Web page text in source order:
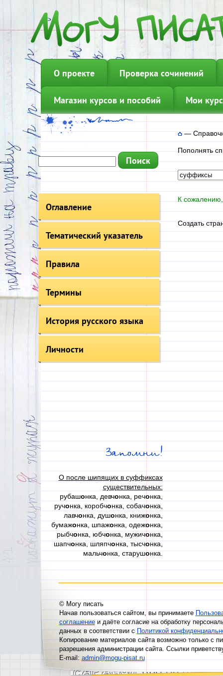
О проекте Проверка сочинений
Магазин курсов и пособий Мои
Оглавление
Тематический указатель
Правила
Термины
История русского языка
Личности
Запомни!
О после шипящих в суффиксах
существительных:
рубашонка, девчонка, речонка,
ручонка, коробчонка, собачонка,
лавчонка, душонка, книжонка,
бумажонка, шпажонка, одежонка,
рыбчонка, юбчонка, мужичонка,
шапчонка, шляпчонка, тысчонка,
мальчонка, старушонка.
—
Пополнять
К
Создать
© Могу писать
Начав пользоваться сайтом, вы принимаете
соглашениеи даёте согласие на обработку
данных в соответствии сПолитикой
Копирование материалов сайта возможно только с
разрешения администрации сайта. Ссылки
E-mail:admin@mogu-pisat.ru